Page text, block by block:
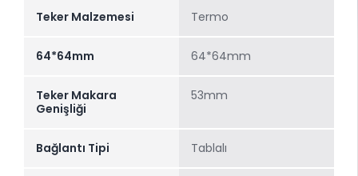
Teker Malzemesi Termo
64*64mm 64*64mm
Teker Makara
Genişliği
53mm
Bağlantı Tipi Tablalı